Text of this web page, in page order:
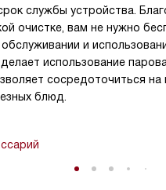
службы устройства.
очистке, вам не нужно
и
использование
сосредоточиться на
блюд.